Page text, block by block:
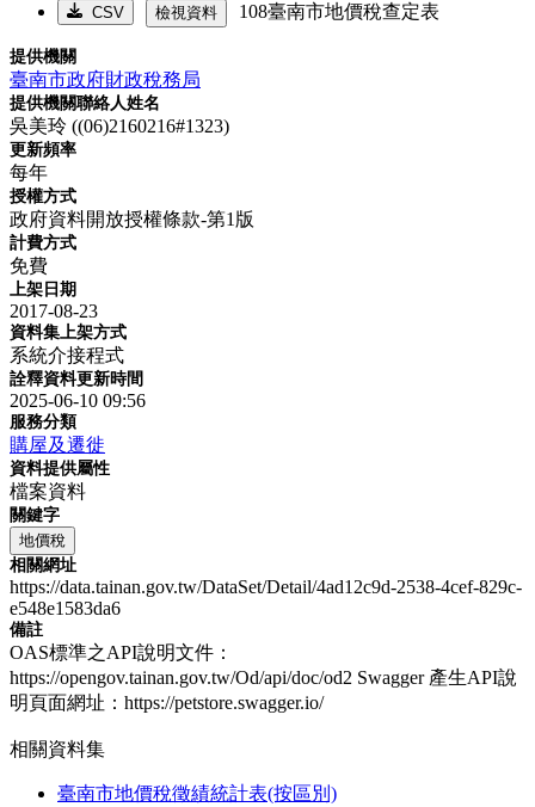
CSV 檢視資料 108臺南市地價稅查定表
提供機關
臺南市政府財政稅務局
提供機關聯絡人姓名
吳美玲 ((06)2160216#1323)
更新頻率
每年
授權方式
政府資料開放授權條款-第1版
計費方式
免費
上架日期
2017-08-23
資料集上架方式
系統介接程式
詮釋資料更新時間
2025-06-10 09:56
服務分類
購屋及遷徙
資料提供屬性
檔案資料
關鍵字
地價稅
相關網址
https://data.tainan.gov.tw/DataSet/Detail/4ad12c9d-2538-4cef-829c-
e548e1583da6
備註
OAS標準之API說明文件：
https://opengov.tainan.gov.tw/Od/api/doc/od2 Swagger 產生API說
明頁面網址：https://petstore.swagger.io/
相關資料集
臺南市地價稅徵績統計表(按區別)